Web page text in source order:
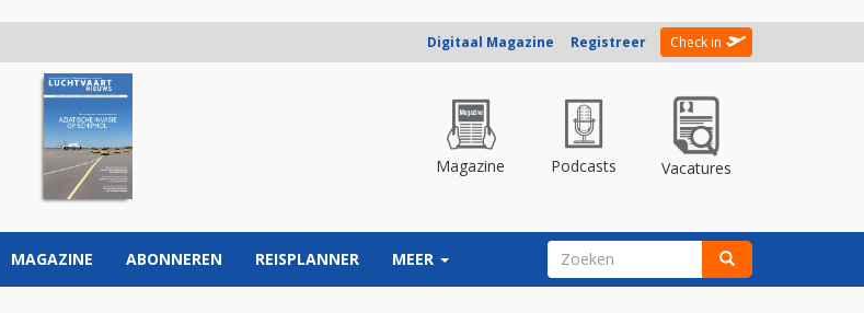
Digitaal Magazine Registreer Check in
Magazine Podcasts Vacatures
MAGAZINE ABONNEREN REISPLANNER MEER ZOEKVELD